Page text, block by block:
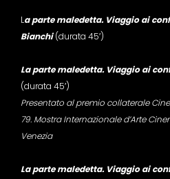
La parte maledetta. Viaggio ai
Bianchi(durata 45′)
La parte maledetta. Viaggio ai
(durata 45′)
Presentato al premio collaterale
79. Mostra Internazionale d’Arte
Venezia
La parte maledetta. Viaggio ai